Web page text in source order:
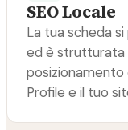
SEO Locale
La tua scheda
ed è strutturata
posizionamento
Profile e il tuo